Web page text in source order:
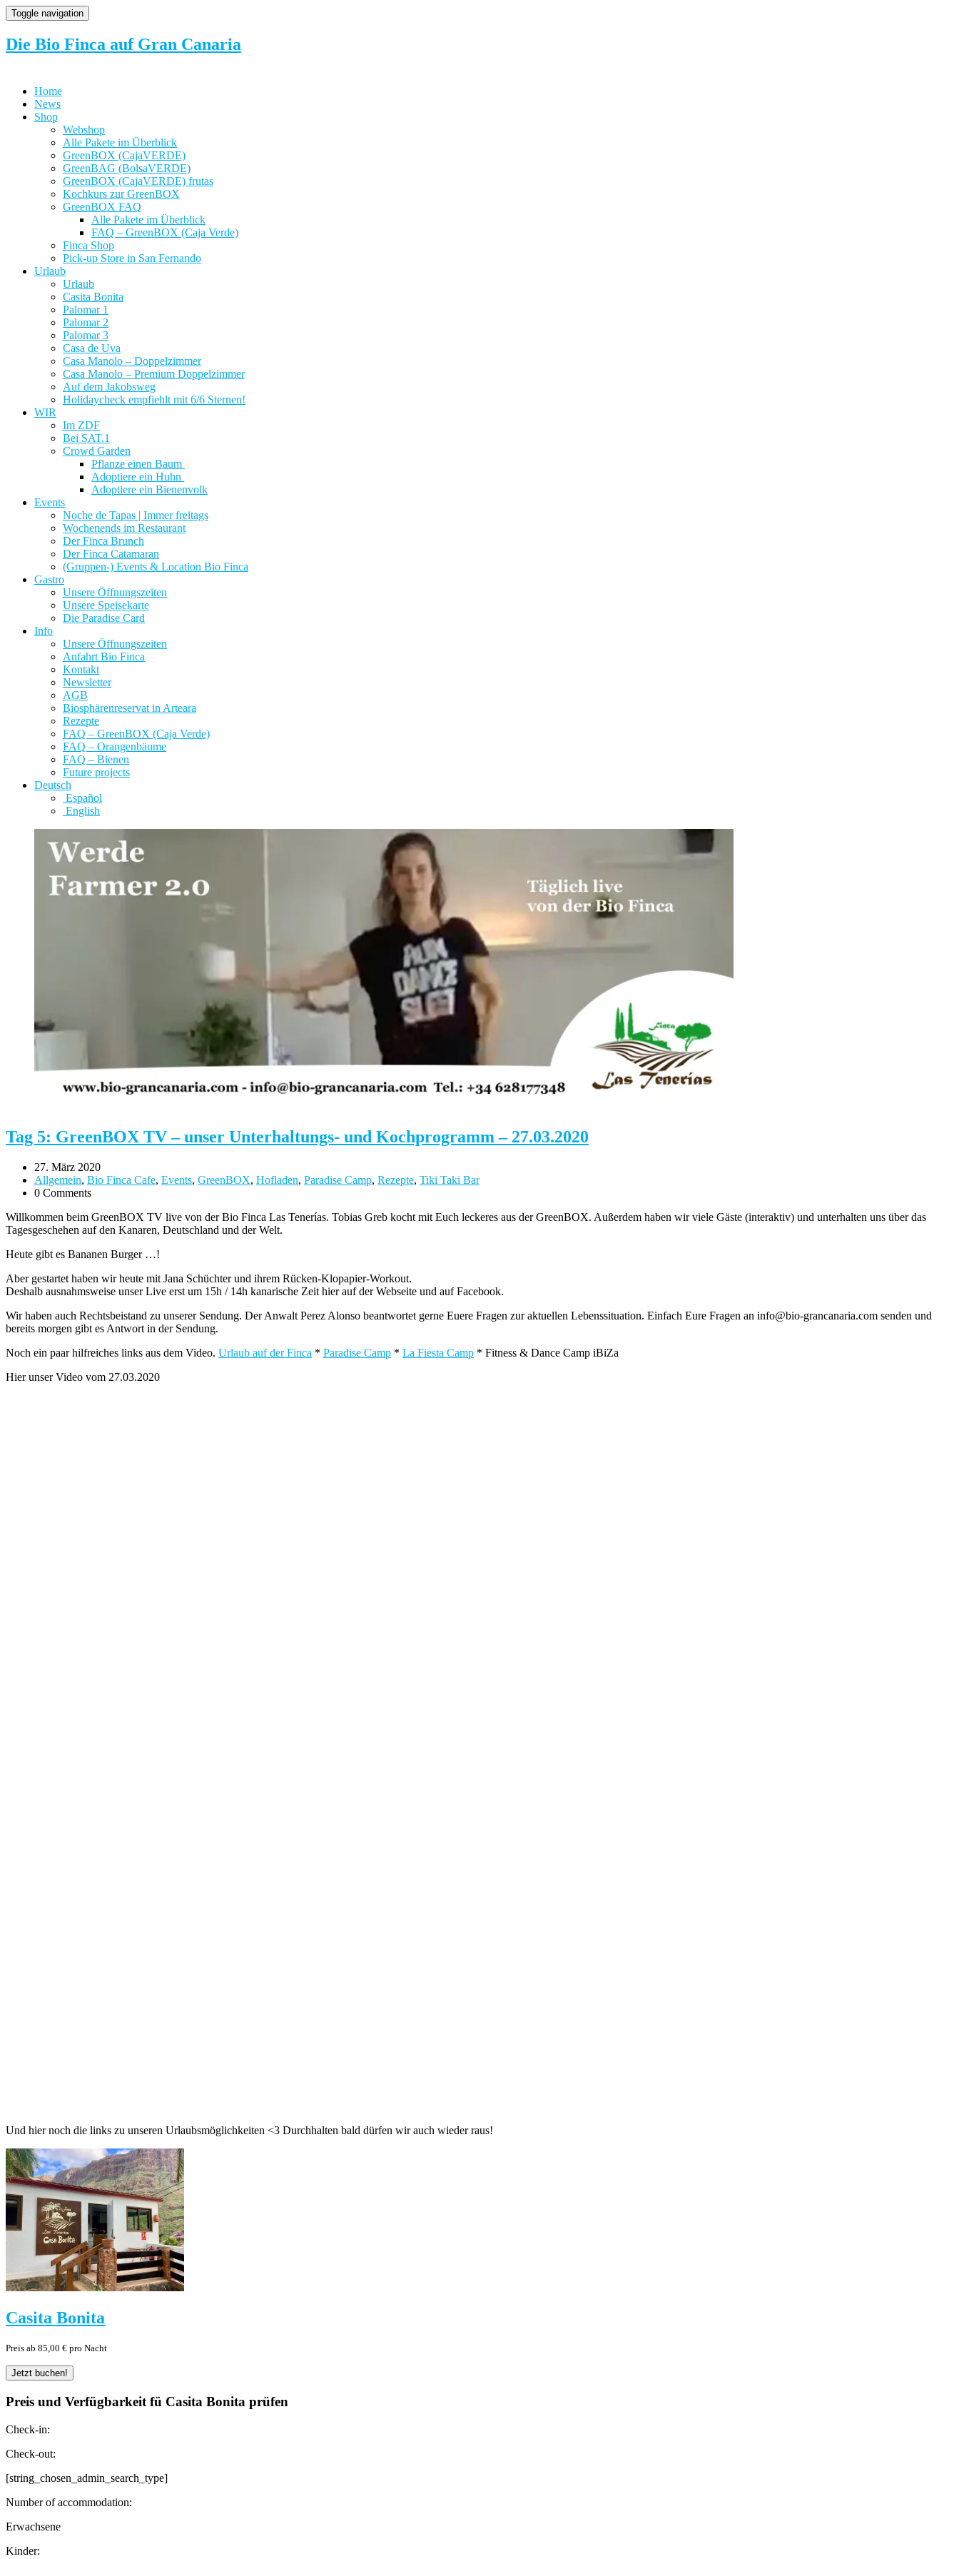
Toggle navigation
Die Bio Finca auf Gran Canaria
Home
News
Shop
Webshop
Alle Pakete im Überblick
GreenBOX (CajaVERDE)
GreenBAG (BolsaVERDE)
GreenBOX (CajaVERDE) frutas
Kochkurs zur GreenBOX
GreenBOX FAQ
Alle Pakete im Überblick
FAQ – GreenBOX (Caja Verde)
Finca Shop
Pick-up Store in San Fernando
Urlaub
Urlaub
Casita Bonita
Palomar 1
Palomar 2
Palomar 3
Casa de Uva
Casa Manolo – Doppelzimmer
Casa Manolo – Premium Doppelzimmer
Auf dem Jakobsweg
Holidaycheck empfiehlt mit 6/6 Sternen!
WIR
Im ZDF
Bei SAT.1
Crowd Garden
Pflanze einen Baum
Adoptiere ein Huhn
Adoptiere ein Bienenvolk
Events
Noche de Tapas | Immer freitags
Wochenends im Restaurant
Der Finca Brunch
Der Finca Catamaran
(Gruppen-) Events & Location Bio Finca
Gastro
Unsere Öffnungszeiten
Unsere Speisekarte
Die Paradise Card
Info
Unsere Öffnungszeiten
Anfahrt Bio Finca
Kontakt
Newsletter
AGB
Biosphärenreservat in Arteara
Rezepte
FAQ – GreenBOX (Caja Verde)
FAQ – Orangenbäume
FAQ – Bienen
Future projects
Deutsch
Español
English
Tag 5: GreenBOX TV – unser Unterhaltungs- und Kochprogramm – 27.03.2020
27. März 2020
Allgemein, Bio Finca Cafe, Events, GreenBOX, Hofladen, Paradise Camp, Rezepte, Tiki Taki Bar
0 Comments
Willkommen beim GreenBOX TV live von der Bio Finca Las Tenerías. Tobias Greb kocht mit Euch leckeres aus der GreenBOX. Außerdem haben wir viele Gäste (interaktiv) und unterhalten uns über das
Tagesgeschehen auf den Kanaren, Deutschland und der Welt.
Heute gibt es Bananen Burger …!
Aber gestartet haben wir heute mit Jana Schüchter und ihrem Rücken-Klopapier-Workout.
Deshalb ausnahmsweise unser Live erst um 15h / 14h kanarische Zeit hier auf der Webseite und auf Facebook.
Wir haben auch Rechtsbeistand zu unserer Sendung. Der Anwalt Perez Alonso beantwortet gerne Euere Fragen zur aktuellen Lebenssituation. Einfach Eure Fragen an info@bio-grancanaria.com senden und
bereits morgen gibt es Antwort in der Sendung.
Noch ein paar hilfreiches links aus dem Video. Urlaub auf der Finca * Paradise Camp * La Fiesta Camp * Fitness & Dance Camp iBiZa
Hier unser Video vom 27.03.2020
Und hier noch die links zu unseren Urlaubsmöglichkeiten <3 Durchhalten bald dürfen wir auch wieder raus!
Casita Bonita
Preis ab 85,00 € pro Nacht
Preis und Verfügbarkeit fü Casita Bonita prüfen
Check-in:
Check-out:
[string_chosen_admin_search_type]
Number of accommodation:
Erwachsene
Kinder: